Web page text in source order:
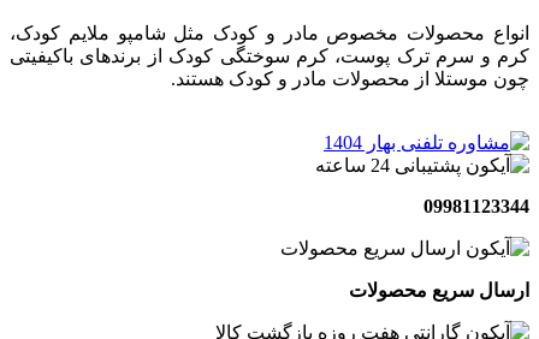
انواع محصولات مخصوص مادر و کودک مثل شامپو ملایم کودک،
کرم و سرم ترک پوست، کرم سوختگی کودک از برندهای باکیفیتی
چون موستلا از محصولات مادر و کودک هستند.
09981123344
ارسال سریع محصولات